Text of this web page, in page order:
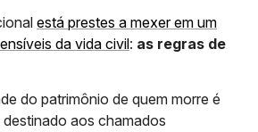
está prestes a mexer em um
da vida civil: as regras de
do patrimônio de quem morre é
aos chamados